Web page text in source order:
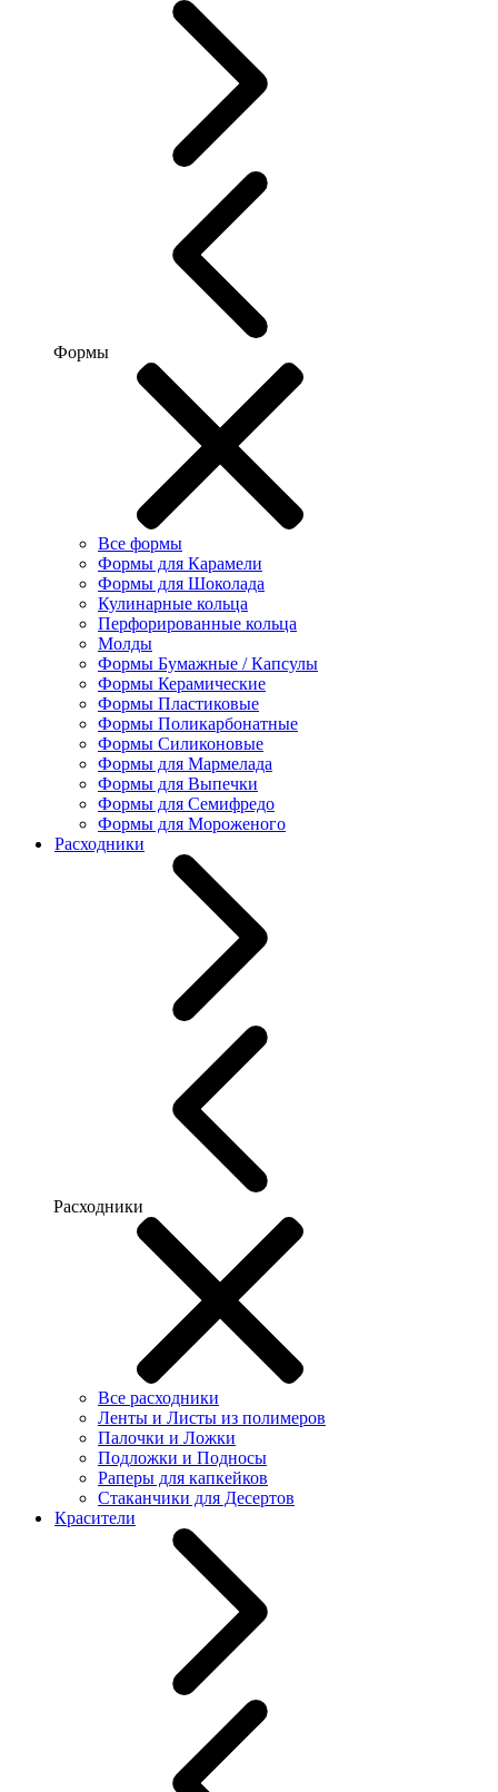
Формы
Все формы
Формы для Карамели
Формы для Шоколада
Кулинарные кольца
Перфорированные кольца
Молды
Формы Бумажные / Капсулы
Формы Керамические
Формы Пластиковые
Формы Поликарбонатные
Формы Силиконовые
Формы для Мармелада
Формы для Выпечки
Формы для Семифредо
Формы для Мороженого
Расходники
Расходники
Все расходники
Ленты и Листы из полимеров
Палочки и Ложки
Подложки и Подносы
Раперы для капкейков
Стаканчики для Десертов
Красители